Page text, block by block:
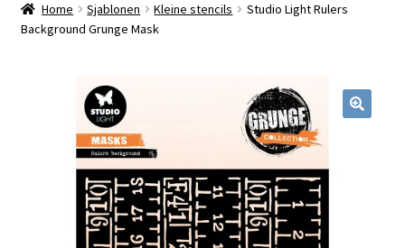
Workshops
Blog / DIY / Tutorials
Home Sjablonen Kleine stencils
Studio Light Rulers
Background Grunge Mask